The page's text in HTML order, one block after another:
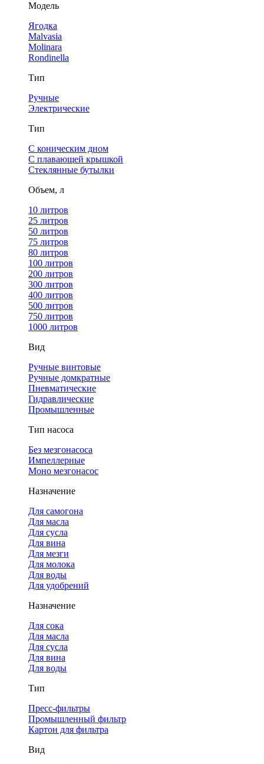
Модель
Ягодка
Malvasia
Molinara
Rondinella
Тип
Ручные
Электрические
Тип
С коническим дном
С плавающей крышкой
Стеклянные бутылки
Объем, л
10 литров
25 литров
50 литров
75 литров
80 литров
100 литров
200 литров
300 литров
400 литров
500 литров
750 литров
1000 литров
Вид
Ручные винтовые
Ручные домкратные
Пневматические
Гидравлические
Промышленные
Тип насоса
Без мезгонасоса
Импеллерные
Моно мезгонасос
Назначение
Для самогона
Для масла
Для сусла
Для вина
Для мезги
Для молока
Для воды
Для удобрений
Назначение
Для сока
Для масла
Для сусла
Для вина
Для воды
Тип
Пресс-фильтры
Промышленный фильтр
Картон для фильтра
Вид